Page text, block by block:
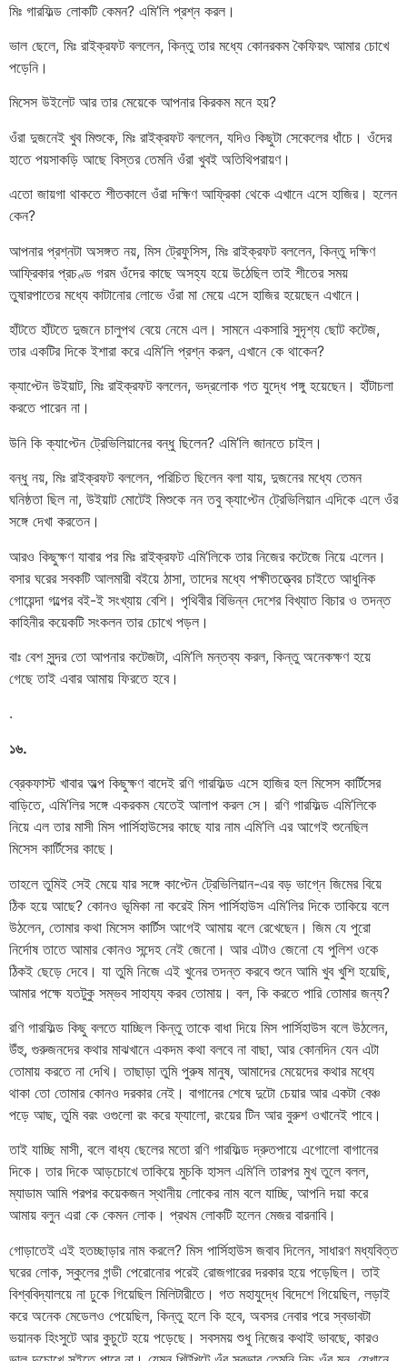
মিঃ গারফিল্ড লোকটি কেমন? এমি’লি প্রশ্ন করল।
ভাল ছেলে, মিঃ রাইক্রফট বললেন, কিন্তু তার মধ্যে কোনরকম কৈফিয়ৎ আমার চোখে
পড়েনি।
মিসেস উইলেট আর তার মেয়েকে আপনার কিরকম মনে হয়?
ওঁরা দুজনেই খুব মিশুকে, মিঃ রাইক্রফট বললেন, যদিও কিছুটা সেকেলের ধাঁচে। ওঁদের
হাতে পয়সাকড়ি আছে বিস্তর তেমনি ওঁরা খুবই অতিথিপরায়ণ।
এতো জায়গা থাকতে শীতকালে ওঁরা দক্ষিণ আফ্রিকা থেকে এখানে এসে হাজির। হলেন
কেন?
আপনার প্রশ্নটা অসঙ্গত নয়, মিস ট্রেফুসিস, মিঃ রাইক্রফট বললেন, কিন্তু দক্ষিণ
আফ্রিকার প্রচণ্ড গরম ওঁদের কাছে অসহ্য হয়ে উঠেছিল তাই শীতের সময়
তুষারপাতের মধ্যে কাটানোর লোভে ওঁরা মা মেয়ে এসে হাজির হয়েছেন এখানে।
হাঁটতে হাঁটতে দুজনে চালুপথ বেয়ে নেমে এল। সামনে একসারি সুদৃশ্য ছোট কটেজ,
তার একটির দিকে ইশারা করে এমি’লি প্রশ্ন করল, এখানে কে থাকেন?
ক্যাপ্টেন উইয়াট, মিঃ রাইক্রফট বললেন, ভদ্রলোক গত যুদ্ধে পঙ্গু হয়েছেন। হাঁটাচলা
করতে পারেন না।
উনি কি ক্যাপ্টেন ট্রেভিলিয়ানের বন্ধু ছিলেন? এমি’লি জানতে চাইল।
বন্ধু নয়, মিঃ রাইক্রফট বললেন, পরিচিত ছিলেন বলা যায়, দুজনের মধ্যে তেমন
ঘনিষ্ঠতা ছিল না, উইয়াট মোটেই মিশুকে নন তবু ক্যাপ্টেন ট্রেভিলিয়ান এদিকে এলে ওঁর
সঙ্গে দেখা করতেন।
আরও কিছুক্ষণ যাবার পর মিঃ রাইক্রফট এমি’লিকে তার নিজের কটেজে নিয়ে এলেন।
বসার ঘরের সবকটি আলমারী বইয়ে ঠাসা, তাদের মধ্যে পক্ষীতত্ত্বের চাইতে আধুনিক
গোয়েন্দা গল্পের বই-ই সংখ্যায় বেশি। পৃথিবীর বিভিন্ন দেশের বিখ্যাত বিচার ও তদন্ত
কাহিনীর কয়েকটি সংকলন তার চোখে পড়ল।
বাঃ বেশ সুন্দর তো আপনার কটেজটা, এমি’লি মন্তব্য করল, কিন্তু অনেকক্ষণ হয়ে
গেছে তাই এবার আমায় ফিরতে হবে।
.
১৬.
ব্রেকফাস্ট খাবার অল্প কিছুক্ষণ বাদেই রণি গারফিল্ড এসে হাজির হল মিসেস কার্টিসের
বাড়িতে, এমি’লির সঙ্গে একরকম যেতেই আলাপ করল সে। রণি গারফিল্ড এমি’লিকে
নিয়ে এল তার মাসী মিস পার্সিহাউসের কাছে যার নাম এমি’লি এর আগেই শুনেছিল
মিসেস কার্টিসের কাছে।
তাহলে তুমিই সেই মেয়ে যার সঙ্গে কাপ্টেন ট্রেভিলিয়ান-এর বড় ভাগ্নে জিমের বিয়ে
ঠিক হয়ে আছে? কোনও ভূমিকা না করেই মিস পার্সিহাউস এমি’লির দিকে তাকিয়ে বলে
উঠলেন, তোমার কথা মিসেস কার্টিস আগেই আমায় বলে রেখেছেন। জিম যে পুরো
নির্দোষ তাতে আমার কোনও সন্দেহ নেই জেনো। আর এটাও জেনো যে পুলিশ ওকে
ঠিকই ছেড়ে দেবে। যা তুমি নিজে এই খুনের তদন্ত করবে শুনে আমি খুব খুশি হয়েছি,
আমার পক্ষে যতটুকু সম্ভব সাহায্য করব তোমায়। বল, কি করতে পারি তোমার জন্য?
রণি গারফিল্ড কিছু বলতে যাচ্ছিল কিন্তু তাকে বাধা দিয়ে মিস পার্সিহাউস বলে উঠলেন,
উঁহু, গুরুজনদের কথার মাঝখানে একদম কথা বলবে না বাছা, আর কোনদিন যেন এটা
তোমায় করতে না দেখি। তাছাড়া তুমি পুরুষ মানুষ, আমাদের মেয়েদের কথার মধ্যে
থাকা তো তোমার কোনও দরকার নেই। বাগানের শেষে দুটো চেয়ার আর একটা বেঞ্চ
পড়ে আছ, তুমি বরং ওগুলো রং করে ফ্যালো, রংয়ের টিন আর বুরুশ ওখানেই পাবে।
তাই যাচ্ছি মাসী, বলে বাধ্য ছেলের মতো রণি গারফিল্ড দ্রুতপায়ে এগোলো বাগানের
দিকে। তার দিকে আড়চোখে তাকিয়ে মুচকি হাসল এমি’লি তারপর মুখ তুলে বলল,
ম্যাডাম আমি পরপর কয়েকজন স্থানীয় লোকের নাম বলে যাচ্ছি, আপনি দয়া করে
আমায় বলুন এরা কে কেমন লোক। প্রথম লোকটি হলেন মেজর বারনাবি।
গোড়াতেই এই হতচ্ছাড়ার নাম করলে? মিস পার্সিহাউস জবাব দিলেন, সাধারণ মধ্যবিত্ত
ঘরের লোক, স্কুলের গন্ডী পেরোনোর পরেই রোজগারের দরকার হয়ে পড়েছিল। তাই
বিশ্ববিদ্যালয়ে না ঢুকে গিয়েছিল মিলিটারীতে। গত মহাযুদ্ধে বিদেশে গিয়েছিল, লড়াই
করে অনেক মেডেলও পেয়েছিল, কিন্তু হলে কি হবে, অবসর নেবার পরে স্বভাবটা
ভয়ানক হিংসুটে আর কুচুটে হয়ে পড়েছে। সবসময় শুধু নিজের কথাই ভাবছে, কারও